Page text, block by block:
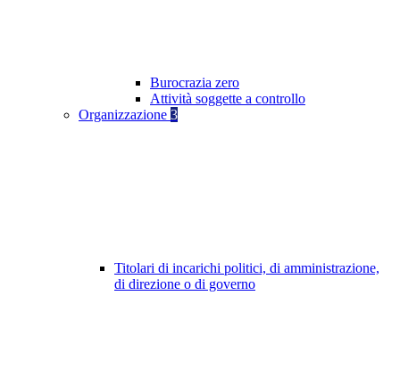
Burocrazia zero
Attività soggette a controllo
Organizzazione 3
Titolari di incarichi politici, di amministrazione,
di direzione o di governo